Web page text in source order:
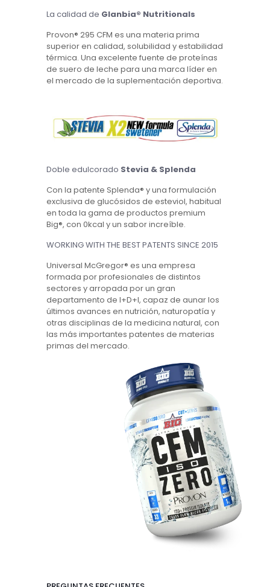
La calidad de Glanbia® Nutritionals
Provon® 295 CFM es una materia prima
superior en calidad, solubilidad y estabilidad
térmica. Una excelente fuente de proteínas
de suero de leche para una marca líder en
el mercado de la suplementación deportiva.
Doble edulcorado Stevia & Splenda
Con la patente Splenda® y una formulación
exclusiva de glucósidos de esteviol, habitual
en toda la gama de productos premium
Big®, con 0kcal y un sabor increíble.
WORKING WITH THE BEST PATENTS SINCE 2015
Universal McGregor® es una empresa
formada por profesionales de distintos
sectores y arropada por un gran
departamento de I+D+I, capaz de aunar los
últimos avances en nutrición, naturopatía y
otras disciplinas de la medicina natural, con
las más importantes patentes de materias
primas del mercado.